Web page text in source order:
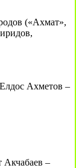
(«Ахмат»,
Ахметов –
Акчабаев –